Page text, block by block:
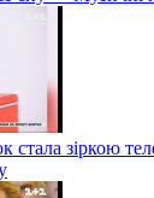
стала зіркою